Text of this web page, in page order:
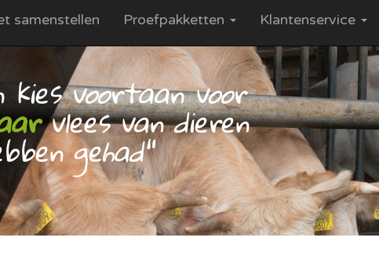
samenstellen Proefpakketten Klantenservice
voortaan voor
vlees van dieren
gehad"